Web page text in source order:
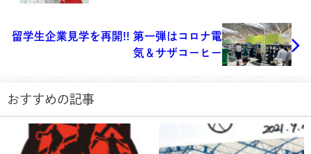
留学生企業見学を再開!! 第一弾はコロナ電
気＆サザコーヒー
おすすめの記事